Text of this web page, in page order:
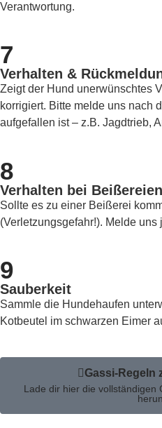
Verantwortung.
7
Verhalten &
Zeigt der Hund unerwünschtes
korrigiert. Bitte melde uns nach
aufgefallen ist – z.B. Jagdtrieb,
8
Verhalten bei Beißereien
Sollte es zu einer Beißerei
(Verletzungsgefahr!). Melde
9
Sauberkeit
Sammle die Hundehaufen
Kotbeutel im schwarzen Eimer
Gassi-Regeln
Lade dir hier die vollständigen